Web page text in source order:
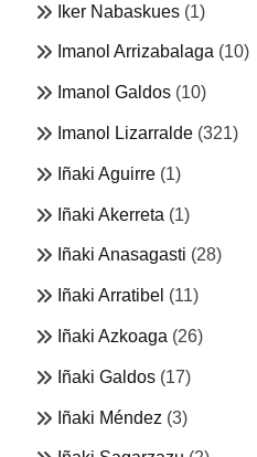
Iker Nabaskues (1)
Imanol Arrizabalaga (10)
Imanol Galdos (10)
Imanol Lizarralde (321)
Iñaki Aguirre (1)
Iñaki Akerreta (1)
Iñaki Anasagasti (28)
Iñaki Arratibel (11)
Iñaki Azkoaga (26)
Iñaki Galdos (17)
Iñaki Méndez (3)